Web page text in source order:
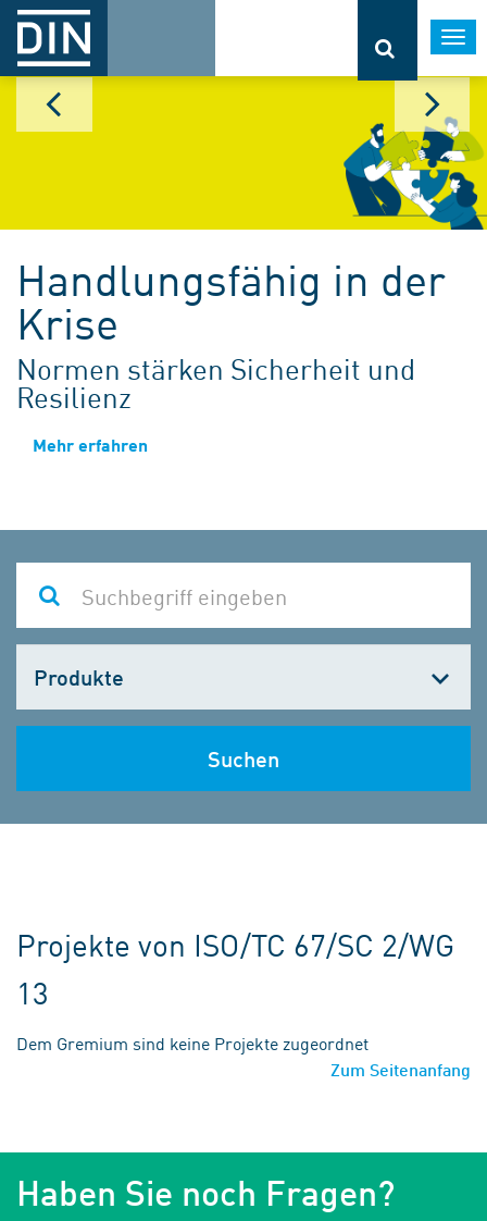
Handlungsfähig in der
Krise
Normen stärken Sicherheit und
Resilienz
Mehr erfahren
wählen
Suchen
Projekte von ISO/TC 67/SC 2/WG
13
Dem Gremium sind keine Projekte zugeordnet
Zum Seitenanfang
Haben Sie noch Fragen?